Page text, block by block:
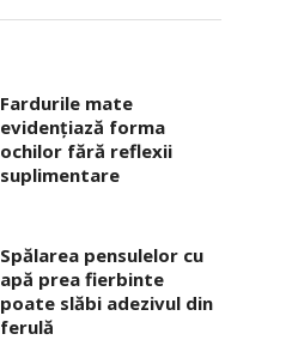
Fardurile mate
evidențiază forma
ochilor fără reflexii
suplimentare
Spălarea pensulelor cu
apă prea fierbinte
poate slăbi adezivul din
ferulă